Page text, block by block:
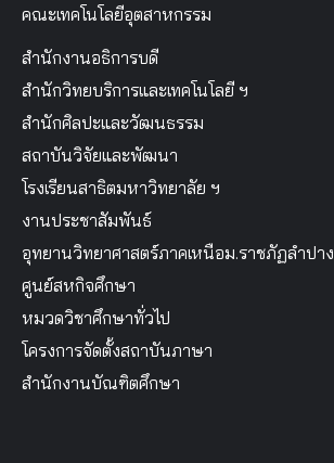
คณะเทคโนโลยีอุตสาหกรรม
สำนักงานอธิการบดี
สำนักวิทยบริการและเทคโนโลยี ฯ
สำนักศิลปะและวัฒนธรรม
สถาบันวิจัยและพัฒนา
โรงเรียนสาธิตมหาวิทยาลัย ฯ
งานประชาสัมพันธ์
อุทยานวิทยาศาสตร์ภาคเหนือม.ราชภัฏลำปาง
ศูนย์สหกิจศึกษา
หมวดวิชาศึกษาทั่วไป
โครงการจัดตั้งสถาบันภาษา
สำนักงานบัณฑิตศึกษา